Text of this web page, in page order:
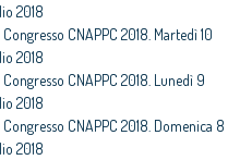
2018
Congresso CNAPPC 2018. Martedì 10
2018
Congresso CNAPPC 2018. Lunedì 9
2018
Congresso CNAPPC 2018. Domenica 8
2018